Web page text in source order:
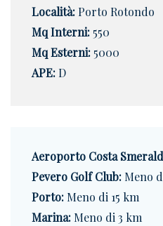
Località:Porto Rotondo
Mq Interni: 550
Mq Esterni: 5000
APE:D
Aeroporto Costa
Pevero Golf Club: Meno
Porto: Meno di 15 km
Marina: Meno di 3 km